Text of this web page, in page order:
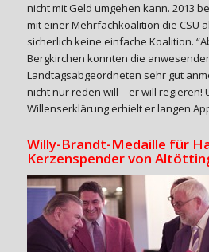
nicht mit Geld umgehen kann. 2013
mit einer Mehrfachkoalition die CSU
sicherlich keine einfache Koalition.
Bergkirchen konnten die
Landtagsabgeordneten sehr gut
nicht nur reden will – er will regieren!
Willenserklärung erhielt er langen
Willy-Brandt-Medaille für
Kerzenspender von